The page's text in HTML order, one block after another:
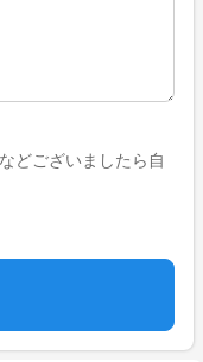
どございましたら自